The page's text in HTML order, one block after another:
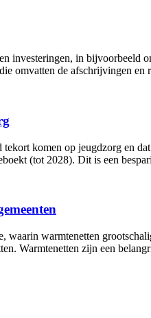
investeringen, in
omvatten de afschrijvingen
komen op jeugdzorg en
(tot 2028). Dit is een
waarin warmtenetten
Warmtenetten zijn een